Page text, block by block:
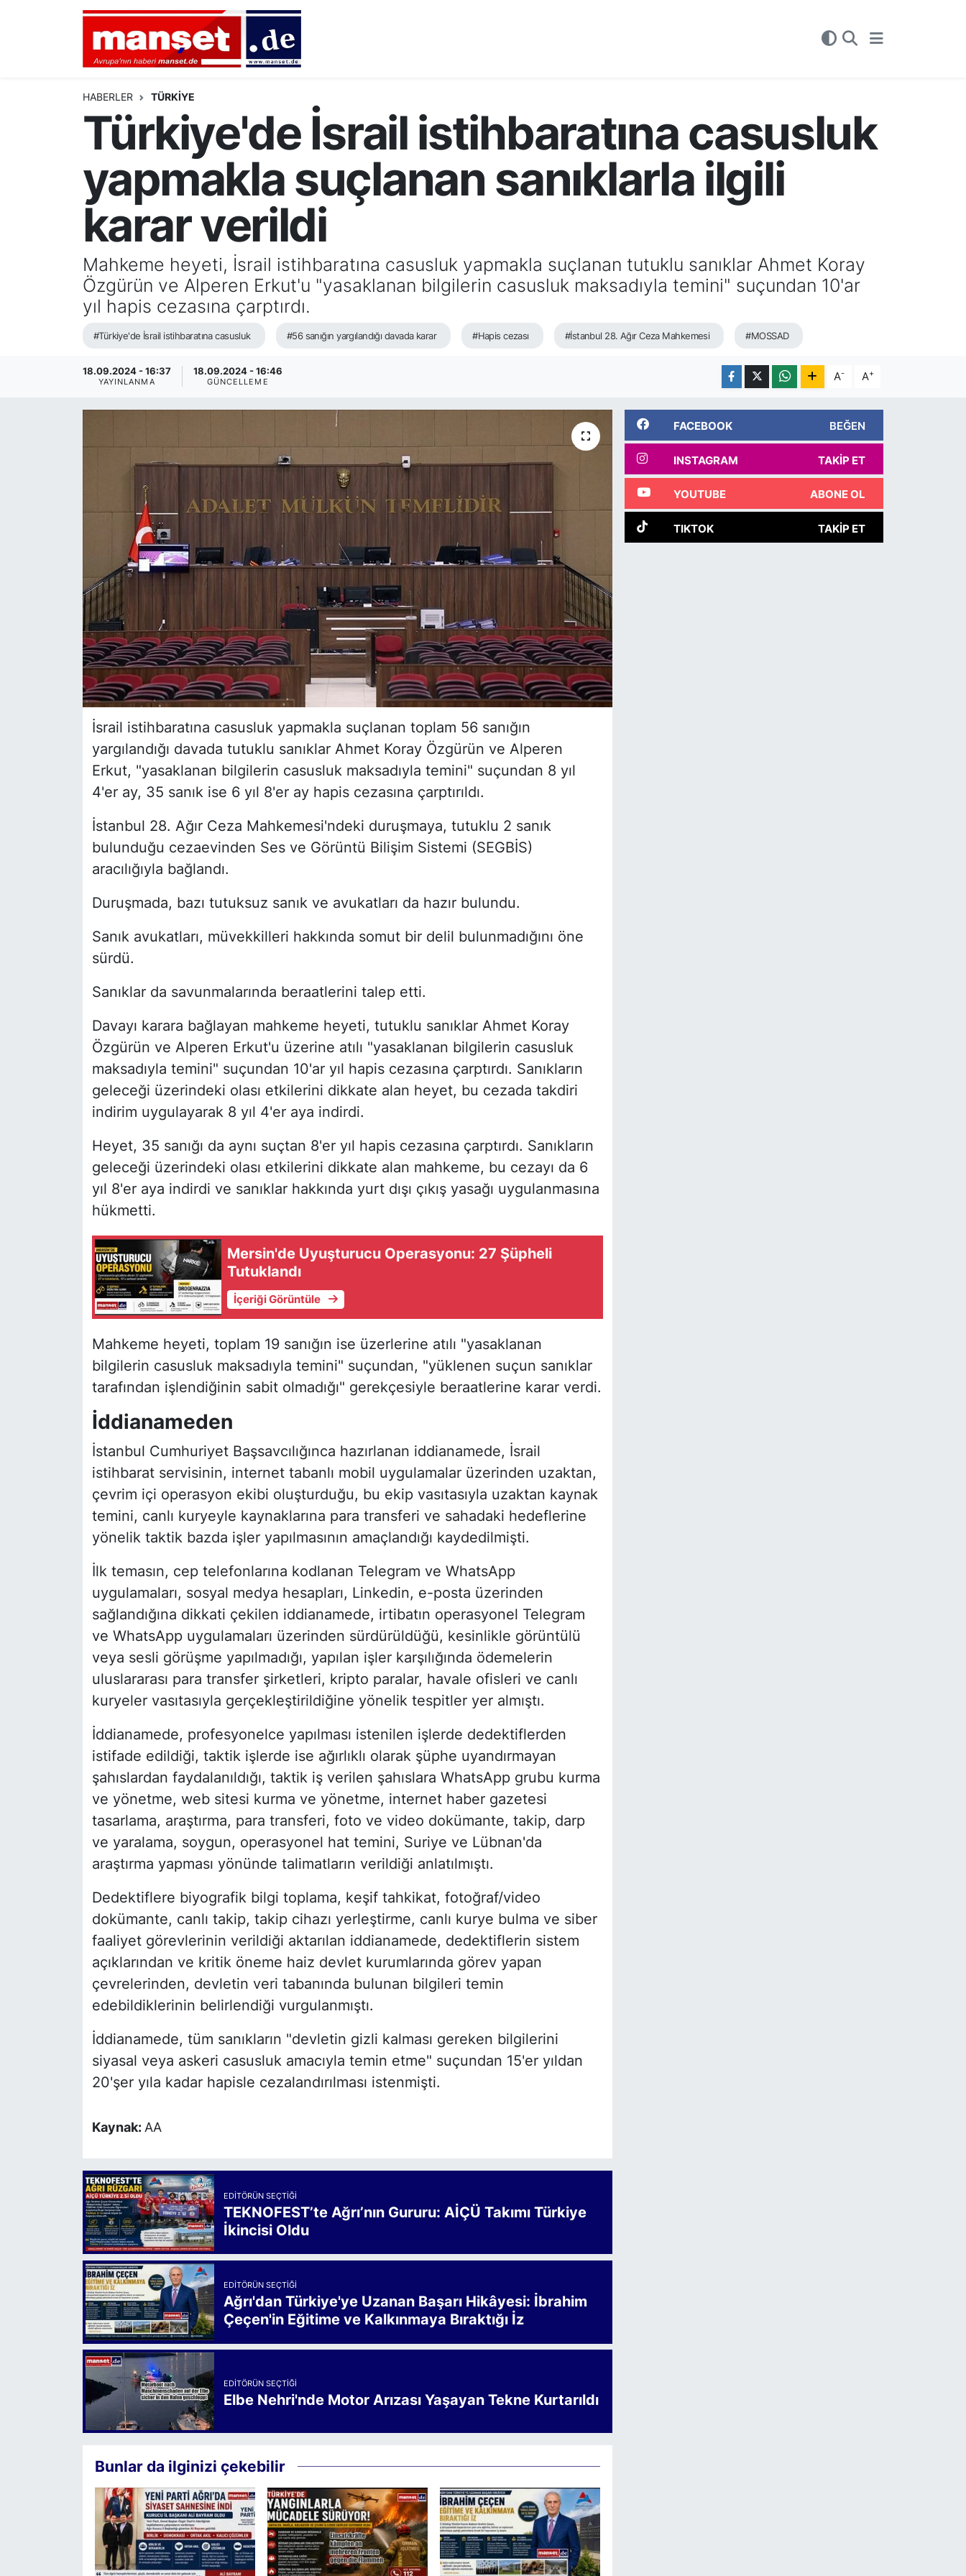
HABERLER TÜRKİYE
Türkiye'de İsrail istihbaratına casusluk
yapmakla suçlanan sanıklarla ilgili
karar verildi
Mahkeme heyeti, İsrail istihbaratına casusluk yapmakla suçlanan tutuklu sanıklar Ahmet Koray
Özgürün ve Alperen Erkut'u "yasaklanan bilgilerin casusluk maksadıyla temini" suçundan 10'ar
yıl hapis cezasına çarptırdı.
#Türkiye'de İsrail istihbaratına casusluk #56 sanığın yargılandığı davada karar #Hapis cezası #İstanbul 28. Ağır Ceza Mahkemesi #MOSSAD
18.09.2024 - 16:37
YAYINLANMA
18.09.2024 - 16:46
GÜNCELLEME A- A+
İsrail istihbaratına casusluk yapmakla suçlanan toplam 56 sanığın
yargılandığı davada tutuklu sanıklar Ahmet Koray Özgürün ve Alperen
Erkut, "yasaklanan bilgilerin casusluk maksadıyla temini" suçundan 8 yıl
4'er ay, 35 sanık ise 6 yıl 8'er ay hapis cezasına çarptırıldı.
İstanbul 28. Ağır Ceza Mahkemesi'ndeki duruşmaya, tutuklu 2 sanık
bulunduğu cezaevinden Ses ve Görüntü Bilişim Sistemi (SEGBİS)
aracılığıyla bağlandı.
Duruşmada, bazı tutuksuz sanık ve avukatları da hazır bulundu.
Sanık avukatları, müvekkilleri hakkında somut bir delil bulunmadığını öne
sürdü.
Sanıklar da savunmalarında beraatlerini talep etti.
Davayı karara bağlayan mahkeme heyeti, tutuklu sanıklar Ahmet Koray
Özgürün ve Alperen Erkut'u üzerine atılı "yasaklanan bilgilerin casusluk
maksadıyla temini" suçundan 10'ar yıl hapis cezasına çarptırdı. Sanıkların
geleceği üzerindeki olası etkilerini dikkate alan heyet, bu cezada takdiri
indirim uygulayarak 8 yıl 4'er aya indirdi.
Heyet, 35 sanığı da aynı suçtan 8'er yıl hapis cezasına çarptırdı. Sanıkların
geleceği üzerindeki olası etkilerini dikkate alan mahkeme, bu cezayı da 6
yıl 8'er aya indirdi ve sanıklar hakkında yurt dışı çıkış yasağı uygulanmasına
hükmetti.
Mersin'de Uyuşturucu Operasyonu: 27 Şüpheli
Tutuklandı
İçeriği Görüntüle
Mahkeme heyeti, toplam 19 sanığın ise üzerlerine atılı "yasaklanan
bilgilerin casusluk maksadıyla temini" suçundan, "yüklenen suçun sanıklar
tarafından işlendiğinin sabit olmadığı" gerekçesiyle beraatlerine karar verdi.
İddianameden
İstanbul Cumhuriyet Başsavcılığınca hazırlanan iddianamede, İsrail
istihbarat servisinin, internet tabanlı mobil uygulamalar üzerinden uzaktan,
çevrim içi operasyon ekibi oluşturduğu, bu ekip vasıtasıyla uzaktan kaynak
temini, canlı kuryeyle kaynaklarına para transferi ve sahadaki hedeflerine
yönelik taktik bazda işler yapılmasının amaçlandığı kaydedilmişti.
İlk temasın, cep telefonlarına kodlanan Telegram ve WhatsApp
uygulamaları, sosyal medya hesapları, Linkedin, e-posta üzerinden
sağlandığına dikkati çekilen iddianamede, irtibatın operasyonel Telegram
ve WhatsApp uygulamaları üzerinden sürdürüldüğü, kesinlikle görüntülü
veya sesli görüşme yapılmadığı, yapılan işler karşılığında ödemelerin
uluslararası para transfer şirketleri, kripto paralar, havale ofisleri ve canlı
kuryeler vasıtasıyla gerçekleştirildiğine yönelik tespitler yer almıştı.
İddianamede, profesyonelce yapılması istenilen işlerde dedektiflerden
istifade edildiği, taktik işlerde ise ağırlıklı olarak şüphe uyandırmayan
şahıslardan faydalanıldığı, taktik iş verilen şahıslara WhatsApp grubu kurma
ve yönetme, web sitesi kurma ve yönetme, internet haber gazetesi
tasarlama, araştırma, para transferi, foto ve video dokümante, takip, darp
ve yaralama, soygun, operasyonel hat temini, Suriye ve Lübnan'da
araştırma yapması yönünde talimatların verildiği anlatılmıştı.
Dedektiflere biyografik bilgi toplama, keşif tahkikat, fotoğraf/video
dokümante, canlı takip, takip cihazı yerleştirme, canlı kurye bulma ve siber
faaliyet görevlerinin verildiği aktarılan iddianamede, dedektiflerin sistem
açıklarından ve kritik öneme haiz devlet kurumlarında görev yapan
çevrelerinden, devletin veri tabanında bulunan bilgileri temin
edebildiklerinin belirlendiği vurgulanmıştı.
İddianamede, tüm sanıkların "devletin gizli kalması gereken bilgilerini
siyasal veya askeri casusluk amacıyla temin etme" suçundan 15'er yıldan
20'şer yıla kadar hapisle cezalandırılması istenmişti.
Kaynak: AA
EDITÖRÜN SEÇTIĞI
TEKNOFEST’te Ağrı’nın Gururu: AİÇÜ Takımı Türkiye
İkincisi Oldu
EDITÖRÜN SEÇTIĞI
Ağrı'dan Türkiye'ye Uzanan Başarı Hikâyesi: İbrahim
Çeçen'in Eğitime ve Kalkınmaya Bıraktığı İz
EDITÖRÜN SEÇTIĞI
Elbe Nehri'nde Motor Arızası Yaşayan Tekne Kurtarıldı
Bunlar da ilginizi çekebilir
FACEBOOK BEĞEN
INSTAGRAM TAKIP ET
YOUTUBE ABONE OL
TIKTOK TAKIP ET
AVRUPA
HAMBURG
DEUTSCH
EKONOMİ
Nöbetçi Eczaneler
Hava Durumu
Namaz Vakitleri
Puan Durumu ve Fikstür
Tüm Manşetler
Son Dakika Haberleri
Haber Arşivi